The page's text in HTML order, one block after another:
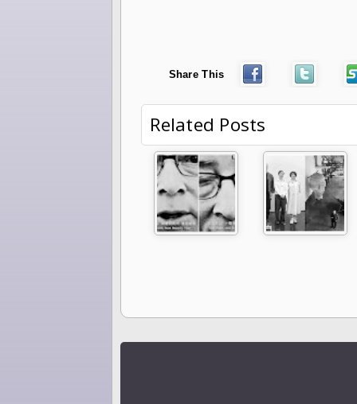
Share This
Related Posts